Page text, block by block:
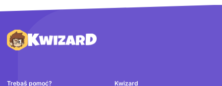
Podnožje
Trebaš pomoć? Kwizard